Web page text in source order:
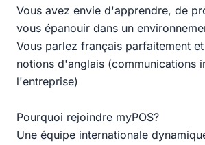
Vous avez envie d'apprendre, de
vous épanouir dans un
Vous parlez français parfaitement
notions d'anglais (communications
l'entreprise)
Pourquoi rejoindre myPOS?
Une équipe internationale